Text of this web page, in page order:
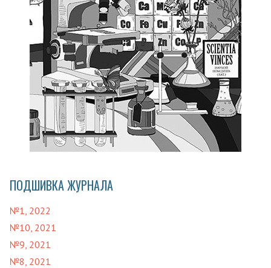
ПОДШИВКА ЖУРНАЛА
№1, 2022
№10, 2021
№9, 2021
№8, 2021